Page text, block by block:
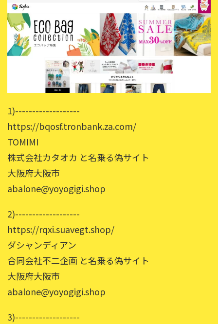
1)-------------------
https://bqosf.tronbank.za.com/
TOMIMI
株式会社カタオカ と名乗る偽サイト
大阪府大阪市
abalone@yoyogigi.shop
2)-------------------
https://rqxi.suavegt.shop/
ダシャンディアン
合同会社不二企画 と名乗る偽サイト
大阪府大阪市
abalone@yoyogigi.shop
3)-------------------